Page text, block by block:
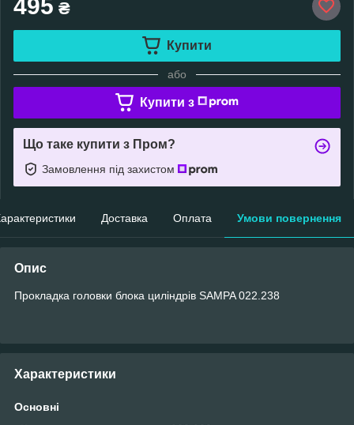
495 ₴
Купити
або
Купити з
Що таке купити з Пром?
Замовлення під захистом
Доставка Оплата Умови повернення
Опис
Прокладка головки блока циліндрів SAMPA 022.238
Характеристики
Основні